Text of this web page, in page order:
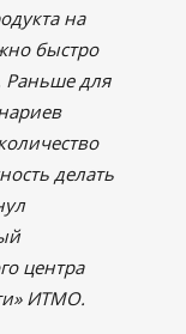
на
быстро
Раньше для
делать
центра
ИТМО.